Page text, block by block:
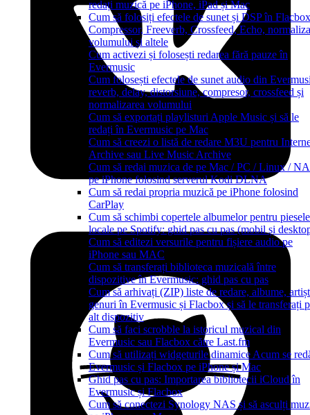
redați muzică pe iPhone, iPad și Mac
Cum să folosiți efectele de sunet și DSP în
Compressor, Freeverb, Crossfeed, Echo,
volumului și altele
Cum activezi și folosești redarea fără pauze în
Evermusic
Cum folosești efectele de sunet audio din
reverb, delay, distorsiune, compresor, crossfeed și
normalizarea volumului
Cum să exportați playlisturi Apple Music și să le
redați în Evermusic pe Mac
Cum să creezi o listă de redare M3U pentru
Archive sau Live Music Archive
Cum să redai muzica de pe Mac / PC / Linux /
pe iPhone folosind serverul Kodi DLNA
Cum să redai propria muzică pe iPhone folosind
CarPlay
Cum să schimbi copertele albumelor pentru piesele
locale pe Spotify: ghid pas cu pas (mobil și
Cum să editezi versurile pentru fișiere audio pe
iPhone sau MAC
Cum să transferați biblioteca muzicală între
dispozitive în Evermusic: ghid pas cu pas
Cum să arhivați (ZIP) liste de redare, albume,
genuri în Evermusic și Flacbox și să le transferați
alt dispozitiv
Cum să faci scrobble la istoricul muzical din
Evermusic sau Flacbox către Last.fm
Cum să utilizați widgeturile dinamice Acum se
Evermusic și Flacbox pe iPhone și Mac
Ghid pas cu pas: Importarea bibliotecii iCloud în
Evermusic și Flacbox
Cum să conectezi Synology NAS și să asculți